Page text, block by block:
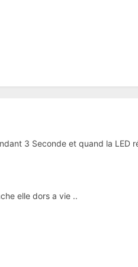
3 Seconde et quand la LED
elle dors a vie ..